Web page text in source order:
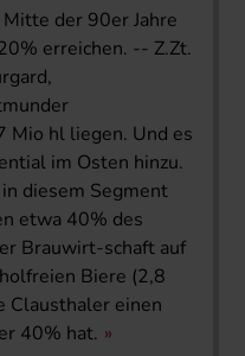
der 90er Jahre
erreichen. -- Z.Zt.
Mio hl liegen. Und es
im Osten hinzu.
diesem Segment
etwa 40% des
Brauwirt-schaft auf
Biere (2,8
Clausthaler einen
40% hat.